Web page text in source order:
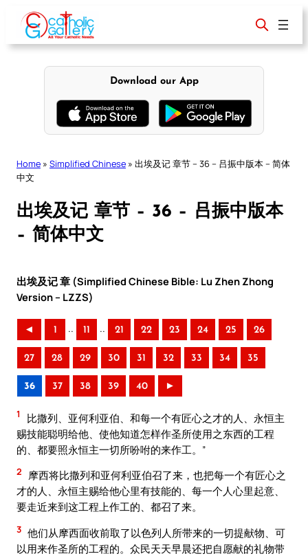
content
Download our App
Home » Simplified Chinese » 出埃及记 章节 – 36 – 吕振中版本 – 简体
中文
出埃及记 章节 – 36 – 吕振中版本
– 简体中文
出埃及记 章 (Simplified Chinese Bible: Lu Zhen Zhong
Version – LZZS)
◄ 1 .. 11 .. 21 22 23 24 25 26
27 28 29 30 31 32 33 34 35
36 37 38 39 40 ►
1
比撒列、亚何利亚伯、和每一个有匠心之才的人、永恒主
赐技能聪明给他、使他知道怎样作圣所使用之东西的工程
的、都要照永恒主一切所吩咐的来作工。”
2
摩西将比撒列和亚何利亚伯召了来，也把每一个有匠心之
才的人、永恒主赐给他心里有技能的、每一个人心里起意、
要走近来到这工程上作工的、都召了来。
3 他们从摩西面收前取了以色列人所带来的一切提献物、可
以用来作圣所的工程的。众民天天早晨还把自愿献的礼物带